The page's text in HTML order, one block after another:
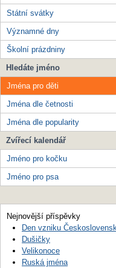
Státní svátky
Významné dny
Školní prázdniny
Hledáte jméno
Jména pro děti
Jména dle četnosti
Jména dle popularity
Zvířecí kalendář
Jméno pro kočku
Jméno pro psa
Nejnovější příspěvky
Den vzniku
Dušičky
Velikonoce
Ruská jména